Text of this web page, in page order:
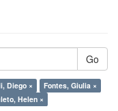
Go
Diego ×
Fontes, Giulia ×
Helen ×